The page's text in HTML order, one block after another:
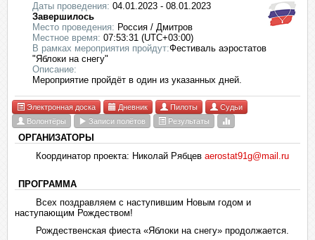
Даты проведения: 04.01.2023 - 08.01.2023
Завершилось
Место проведения: Россия / Дмитров
Местное время: 07:53:31 (UTC+03:00)
В рамках мероприятия пройдут:Фестиваль аэростатов
"Яблоки на снегу"
Описание:
Мероприятие пройдёт в один из указанных дней.
Электронная доска Дневник Пилоты
Судьи
Волонтёры
Записи полётов Результаты
ОРГАНИЗАТОРЫ
Координатор проекта: Николай Рябцев aerostat91g@mail.ru
ПРОГРАММА
Всех поздравляем с наступившим Новым годом и
наступающим Рождеством!
Рождественская фиеста «Яблоки на снегу» продолжается.